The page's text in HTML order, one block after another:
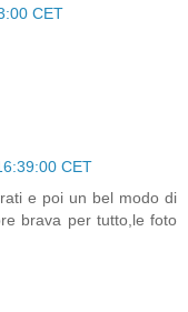
CET
CET
e poi un bel modo di
brava per tutto,le foto